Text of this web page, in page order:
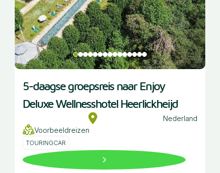
5-daagse groepsreis naar Enjoy
Deluxe Wellnesshotel Heerlickheijd
Nederland
Voorbeeldreizen
TOURINGCAR